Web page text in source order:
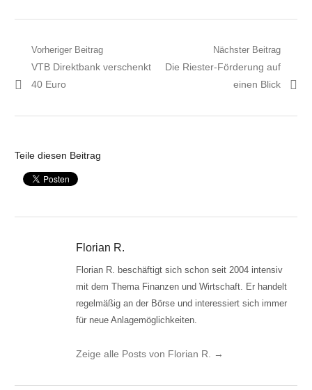
Beitragsnavigation
Vorheriger Beitrag
Vorheriger
Artikel:
VTB Direktbank verschenkt
40 Euro
Nächster Beitrag
Nächster
Die Riester-Förderung auf
einen Blick
Teile diesen Beitrag
Florian R.
Florian R. beschäftigt sich schon seit 2004 intensiv
mit dem Thema Finanzen und Wirtschaft. Er handelt
regelmäßig an der Börse und interessiert sich immer
für neue Anlagemöglichkeiten.
Zeige alle Posts von Florian R. →